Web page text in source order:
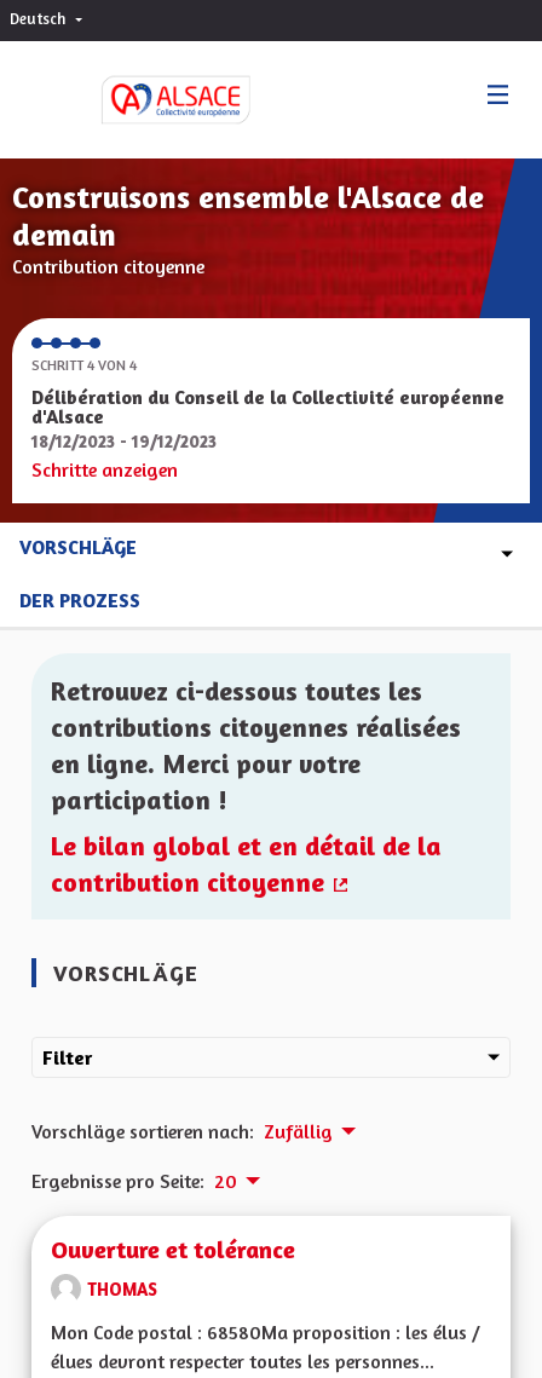
Deutsch Choisir la langue
Construisons ensemble l'Alsace de
demain
Contribution citoyenne
SCHRITT 4 VON 4
Délibération du Conseil de la Collectivité européenne
d'Alsace
18/12/2023 - 19/12/2023
Schritte anzeigen
VORSCHLÄGE
DER PROZESS
Retrouvez ci-dessous toutes les
contributions citoyennes réalisées
en ligne. Merci pour votre
participation !
Le bilan global et en détail de la
contribution citoyenne
VORSCHLÄGE
Filter
Vorschläge sortieren nach: Zufällig
Ergebnisse pro Seite: 20
Ouverture et tolérance
THOMAS
Mon Code postal : 68580Ma proposition : les élus /
élues devront respecter toutes les personnes...